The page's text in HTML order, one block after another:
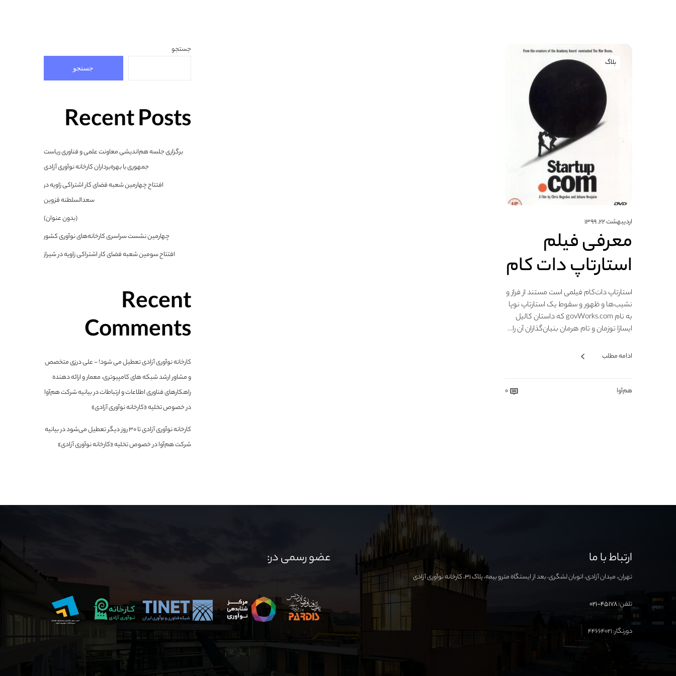
بلاگ
اردیبهشت ۲۲, ۱۳۹۹
معرفی فیلم
استارتاپ دات کام
استارتاپ دات‌کام فیلمی است مستند از فراز و
نشیب‌ها و ظهور و سقوط یک استارتاپ نوپا
به نام govWorks.com که داستان کالیل
ایسازا توزمان و تام هرمان بنیان‌گذاران آن را…
ادامه مطلب
هم‌آوا 0
جستجو
جستجو
Recent Posts
برگزاری جلسه هم‌اندیشی معاونت علمی و فناوری ریاست
جمهوری با بهره‌برداران کارخانه نوآوری آزادی
افتتاح چهارمین شعبه فضای کار اشتراکی زاویه در
سعدالسلطنه قزوین
(بدون عنوان)
چهارمین نشست سراسری کارخانه‌های نوآوری کشور
افتتاح سومین شعبه فضای کار اشتراکی زاویه در شیراز
Recent
Comments
کارخانه نوآوری آزادی تعطیل می شود! - علی درزی متخصص
و مشاور ارشد شبکه های کامپیوتری، معمار و ارائه دهنده
راهکارهای فناوری اطلاعات و ارتباطاتدربیانیه شرکت هم‌آوا
در خصوص تخلیه «کارخانه نوآوری آزادی»
کارخانه نوآوری آزادی تا ۳۰ روز دیگر تعطیل می‌شود دربیانیه
شرکت هم‌آوا در خصوص تخلیه «کارخانه نوآوری آزادی»
ارتباط با ما
تهران، میدان آزادی، اتوبان لشگری، بعد از ایستگاه مترو بیمه، پلاک ۳۱، کارخانه نوآوری آزادی
تلفن:۴۵۱۷۸-۰۲۱
دورنگار: ۴۴۶۶۴۰۲۱
عضو رسمی در: